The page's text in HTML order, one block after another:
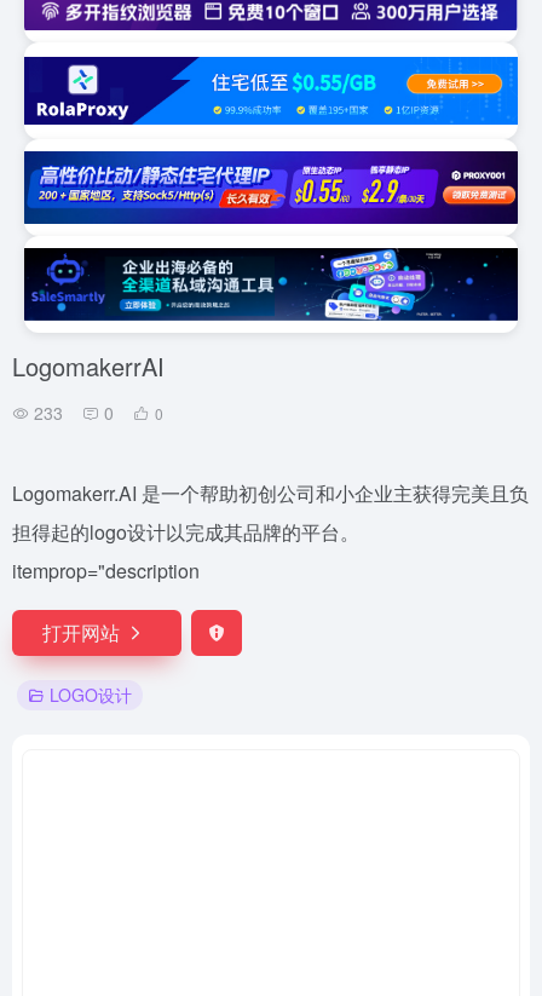
LogomakerrAI
233 0 0
Logomakerr.AI 是一个帮助初创公司和小企业主获得完美且负
担得起的logo设计以完成其品牌的平台。
itemprop="description
打开网站
LOGO设计